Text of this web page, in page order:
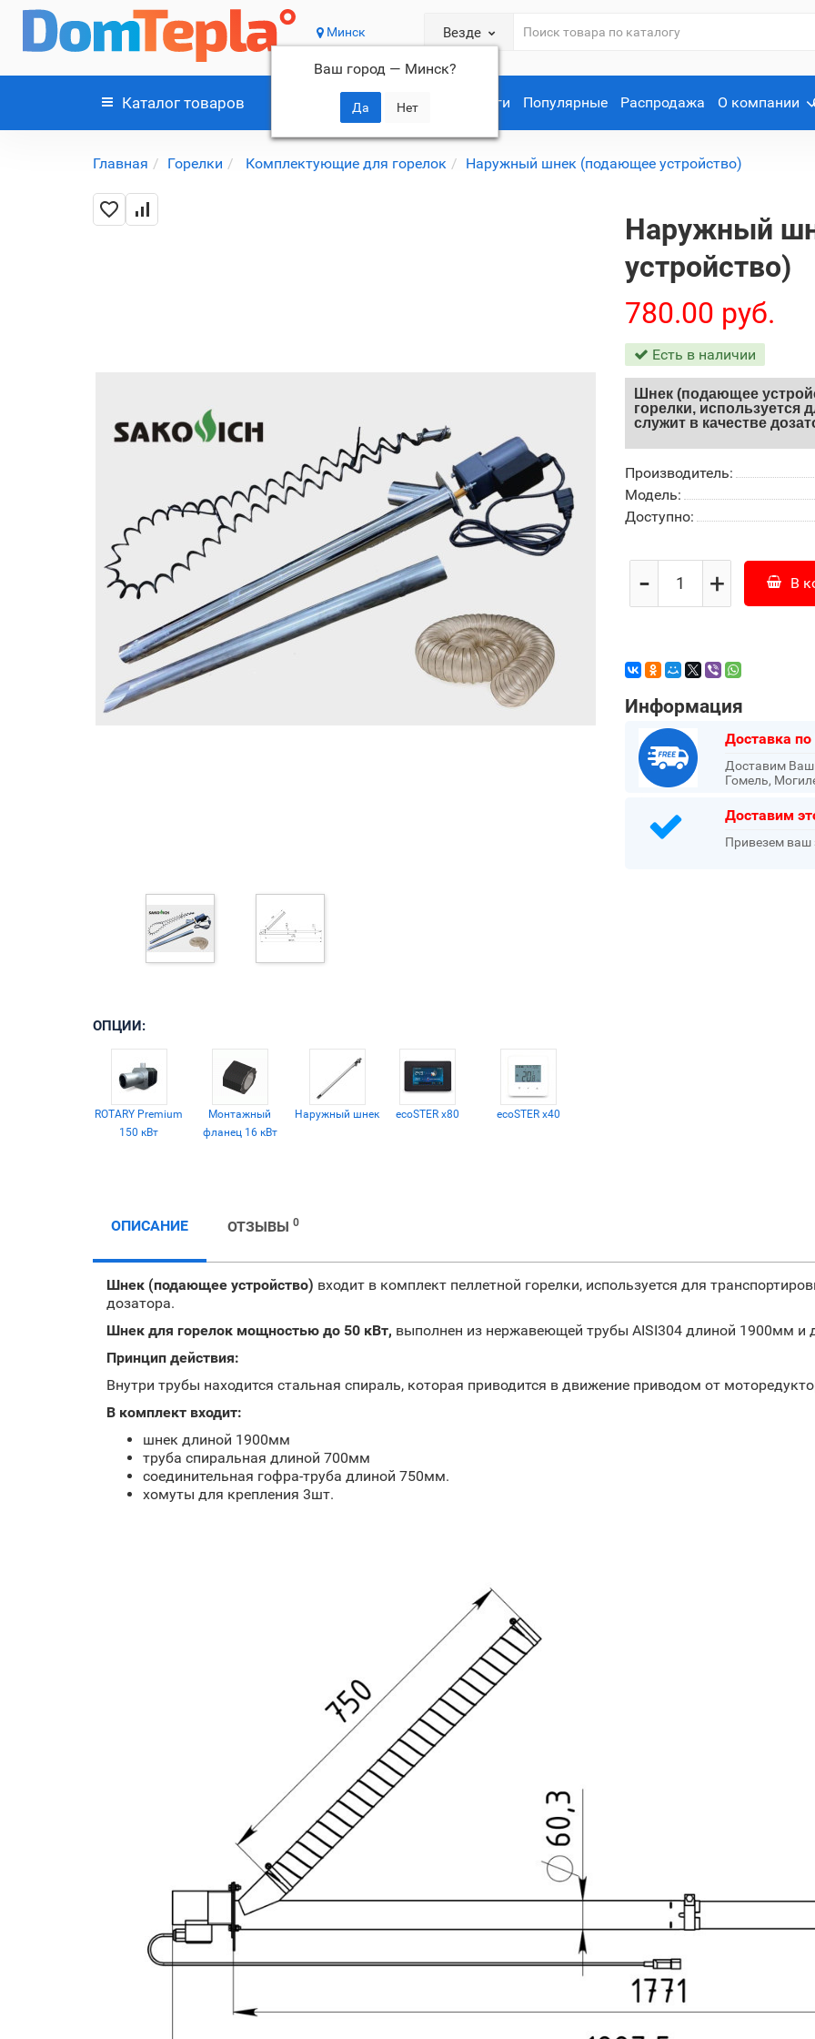
Минск
Ваш город — Минск?
Везде
Каталог товаров Услуги Популярные Распродажа О компании
Главная Горелки Комплектующие для горелок Наружный шнек (подающее устройство)
ОПЦИИ:
ROTARY Premium
150 кВт
Монтажный
фланец 16 кВт
Наружный шнек ecoSTER x80 ecoSTER x40
Наружный
устройство)
780.00 руб.
Есть в наличии
Шнек (подающее
горелки, используется
служит в качестве
Производитель:
Модель:
Доступно:
+
- В
Информация
Доставка по
Доставим Ваш
Гомель,
Доставим
Привезем ваш
ОПИСАНИЕ ОТЗЫВЫ 0
Шнек (подающее устройство) входит в комплект пеллетной горелки, используется для
дозатора.
Шнек для горелок мощностью до 50 кВт, выполнен из нержавеющей трубы AISI304 длиной 1900мм и
Принцип действия:
Внутри трубы находится стальная спираль, которая приводится в движение приводом от
В комплект входит:
шнек длиной 1900мм
труба спиральная длиной 700мм
соединительная гофра-труба длиной 750мм.
хомуты для крепления 3шт.